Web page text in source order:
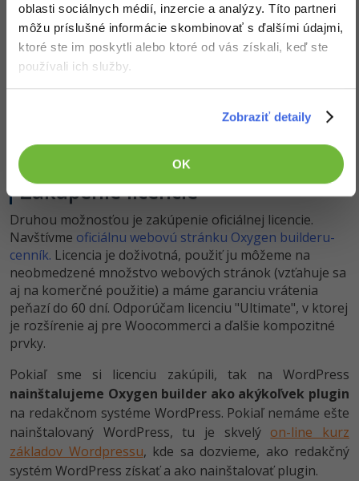
oblasti sociálnych médií, inzercie a analýzy. Títo partneri
môžu príslušné informácie skombinovať s ďalšími údajmi,
ktoré ste im poskytli alebo ktoré od vás získali, keď ste
používali ich služby.
Zobraziť detaily
OK
Zakúpenie licencie
Druhou možnosťou je zakúpenie oficiálnej licencie.
Navštívme oficiálnu webovú stránku Oxygen builderu-
cenník. Licencia je doživotná, použiť ju môžeme na
neobmedzené množstvo webových stránok (vzťahuje sa
aj na komerčné použitie) a máme garanciu vrátenia
peňazí do 60 dní. Odporúčam licenciu "Ultimate", v ktorej
je rozšírenie aj pre Woocommerci a ďalšie kompozitné
prvky.
Pokiaľ sme si licenciu zakúpili, tak na WordPress
nainštalujeme Oxygen builder ako akýkoľvek plugin
na redakčnom systéme WordPress. Pokiaľ nemáme ešte
nainštalovaný WordPress, tu je skvelý on-line kurz
základov Wordpressu, kde sa dozvieme, ako redakčný
systém WordPress získať a ako nainštalovať plugin.